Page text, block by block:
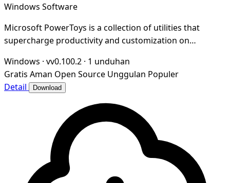
Windows Software
Microsoft PowerToys is a collection of utilities that
supercharge productivity and customization on
Windows · vv0.100.2 · 1 unduhan
Gratis Aman Open Source Unggulan Populer
Detail
Download